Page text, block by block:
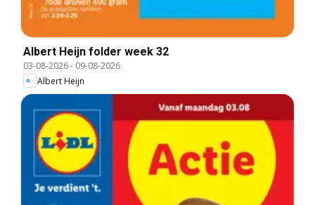
Albert Heijn folder week 32
03-08-2026- 09-08-2026
Albert Heijn